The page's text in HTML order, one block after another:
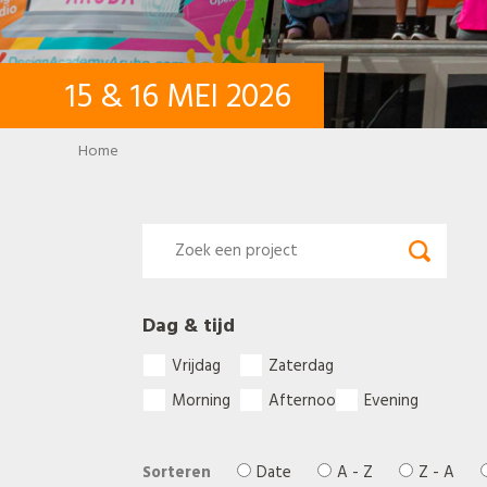
15 &16 MEI 2026
Breadcrumb
Home
Dag & tijd
Vrijdag
Zaterdag
Morning
Afternoon Evening
Sorteren Date A - Z Z - A